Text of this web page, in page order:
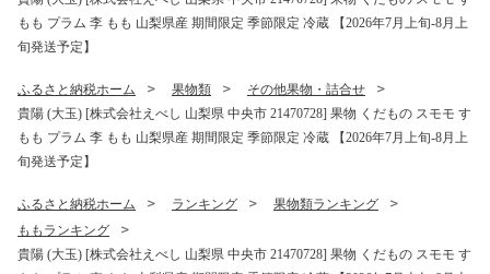
もも プラム 李 もも 山梨県産 期間限定 季節限定 冷蔵 【2026年7月上旬-8月上
旬発送予定】
ふるさと納税ホーム 果物類
その他果物・詰合せ
貴陽 (大玉) [株式会社えべし 山梨県 中央市 21470728] 果物 くだもの スモモ す
もも プラム 李 もも 山梨県産 期間限定 季節限定 冷蔵 【2026年7月上旬-8月上
旬発送予定】
ふるさと納税ホーム ランキング
果物類ランキング
ももランキング
貴陽 (大玉) [株式会社えべし 山梨県 中央市 21470728] 果物 くだもの スモモ す